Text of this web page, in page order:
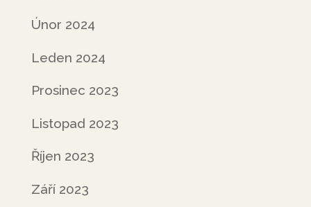
Únor 2024
Leden 2024
Prosinec 2023
Listopad 2023
Říjen 2023
Září 2023